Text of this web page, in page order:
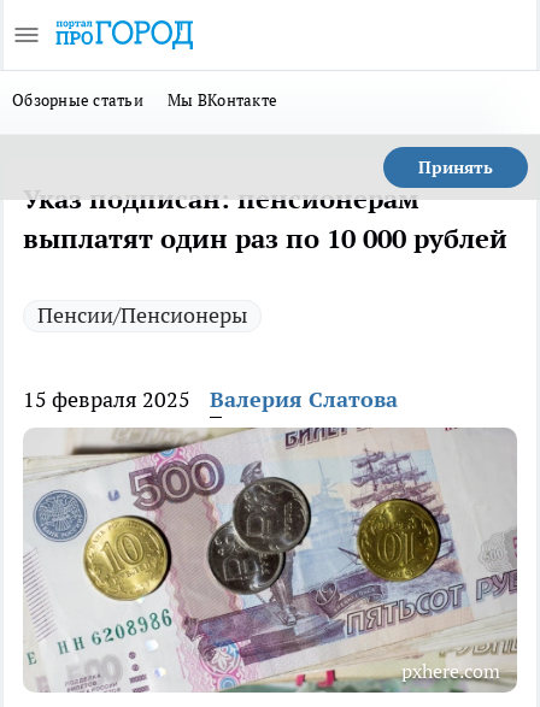
Обзорные статьи Мы ВКонтакте
Принять
Указ подписан: пенсионерам
выплатят один раз по 10 000 рублей
Пенсии/Пенсионеры
15 февраля 2025 Валерия Слатова
pxhere.com